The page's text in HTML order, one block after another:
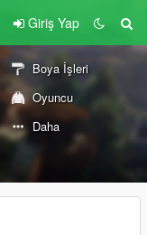
Giriş Yap
Boya İşleri
Oyuncu
Daha